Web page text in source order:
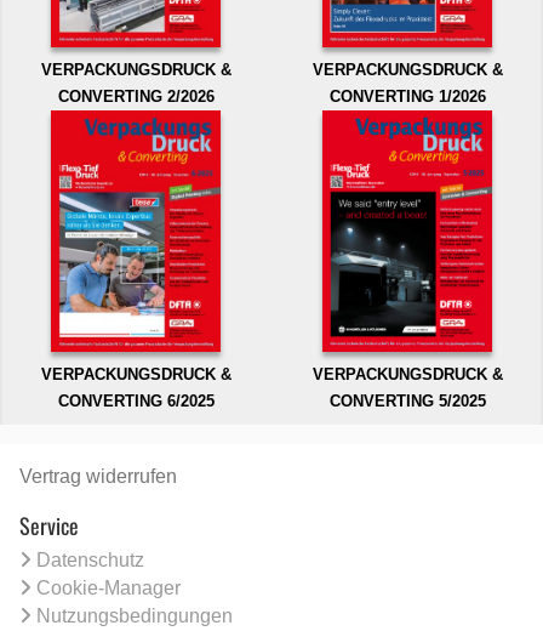
VERPACKUNGSDRUCK &
CONVERTING 2/2026
VERPACKUNGSDRUCK &
CONVERTING 1/2026
VERPACKUNGSDRUCK &
CONVERTING 6/2025
VERPACKUNGSDRUCK &
CONVERTING 5/2025
Vertrag widerrufen
Service
Datenschutz
Cookie-Manager
Nutzungsbedingungen